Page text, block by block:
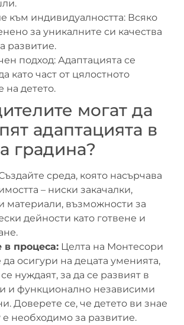
към индивидуалността: Всяко
за уникалните си качества
развитие.
подход: Адаптацията се
като част от цялостното
на детето.
могат да
адаптацията в
градина?
среда, която насърчава
– ниски закачалки,
материали, възможности за
дейности като готвене и
в процеса: Целта на Монтесори
да осигури на децата уменията,
нуждаят, за да се развият в
и функционално независими
Доверете се, че детето ви знае
е необходимо за развитие.